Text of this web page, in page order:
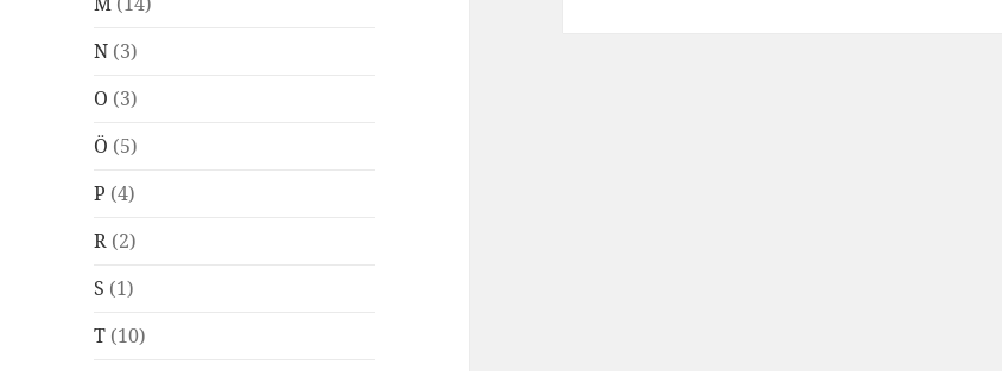
N (3)
O (3)
Ö (5)
P (4)
R (2)
S (1)
T (10)